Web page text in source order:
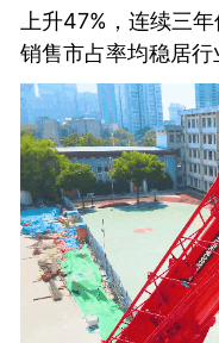
上升47%，连续三
销售市占率均稳居行